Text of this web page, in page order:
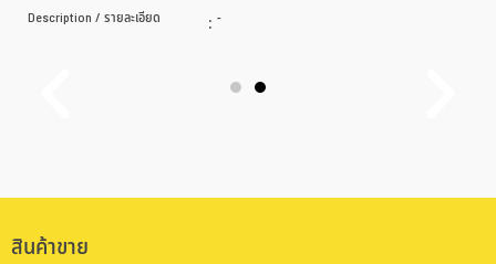
Description / รายละเอียด : -
สินค้าขาย